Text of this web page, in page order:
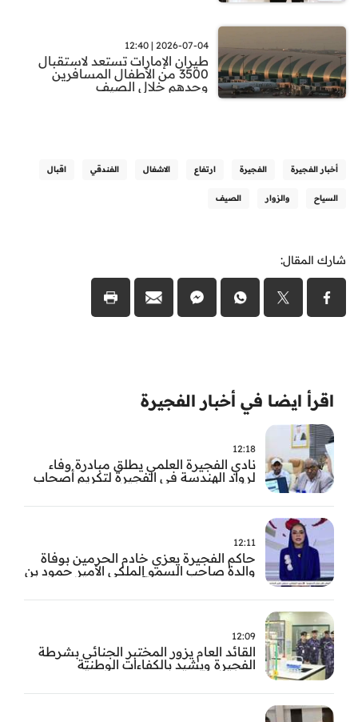
2026-07-04 | 12:40
طيران الإمارات تستعد لاستقبال
3500 من الأطفال المسافرين
وحدهم خلال الصيف
أخبار الفجيرة الفجيرة ارتفاع الاشغال الفندقي اقبال
السياح والزوار الصيف
شارك المقال:
اقرأ ايضا في أخبار الفجيرة
12:18
نادي الفجيرة العلمي يطلق مبادرة وفاء
لرواد الهندسة في الفجيرة لتكريم أصحاب
12:11
حاكم الفجيرة يعزي خادم الحرمين بوفاة
والدة صاحب السمو الملكي الأمير حمود بن
12:09
القائد العام يزور المختبر الجنائي بشرطة
الفجيرة ويشيد بالكفاءات الوطنية